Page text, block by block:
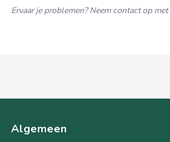
Ervaar je problemen? Neem contact op met
Algemeen